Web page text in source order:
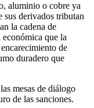
aluminio o cobre ya
sus derivados tributan
la cadena de
que la
de
duradero que
mesas de diálogo
de las sanciones.